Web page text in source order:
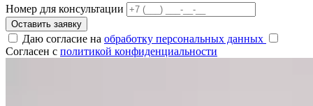
Номер для консультации
Оставить заявку
Даю согласие на обработку персональных данных
Согласен с политикой конфиденциальности